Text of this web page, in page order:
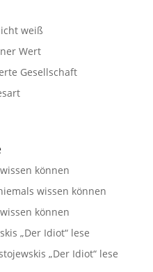
weiß
Wert
Gesellschaft
können
wissen können
können
„Der Idiot“ lese
„Der Idiot“ lese